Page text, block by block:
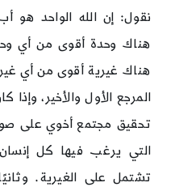
نقول: إن الله الواحد هو
هناك وحدة أقوى من أي
هناك غيرية أقوى من أي
المرجع الأول والأخير،
تحقيق مجتمع أخوي على
التي يرغب فيها كل
تشتمل على الغيرية.